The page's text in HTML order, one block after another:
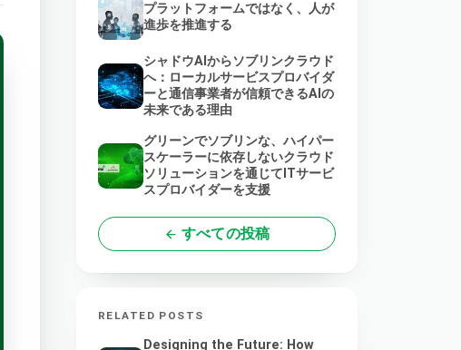
プラットフォームではなく、人が
進歩を推進する
シャドウAIからソブリンクラウド
へ：ローカルサービスプロバイダ
ーと通信事業者が信頼できるAIの
未来である理由
グリーンでソブリンな、ハイパー
スケーラーに依存しないクラウド
ソリューションを通じてITサービ
スプロバイダーを支援
すべての投稿
RELATED POSTS
Designing the Future: How